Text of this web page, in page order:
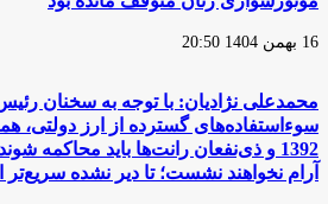
16 بهمن 1404 20:50
محمدعلی نژادیان: با توجه به سخنان
سوءاستفاده‌های گسترده از ارز دولتی،
1392 و ذی‌نفعان رانت‌ها باید محاکمه
آرام نخواهند نشست؛ تا دیر نشده سریع‌تر